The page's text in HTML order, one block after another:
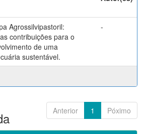
Agrossilvipastoril:
contribuições para o
de uma
sustentável.
-
Anterior 1 Póximo